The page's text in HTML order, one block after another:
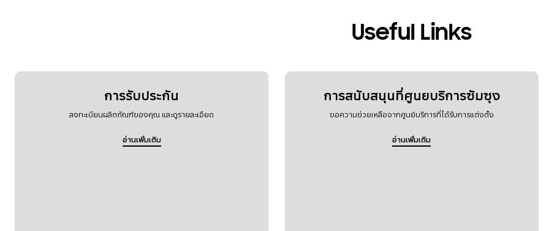
Useful Links
การรับประกัน
ลงทะเบียนผลิตภัณฑ์ของคุณ และดูรายละเอียด
อ่านเพิ่มเติม
การสนับสนุนที่ศูนยบริการซัมซุง
ขอความช่วยเหลือจากศูนย์บริการที่ได้รับการแต่งตั้ง
อ่านเพิ่มเติม